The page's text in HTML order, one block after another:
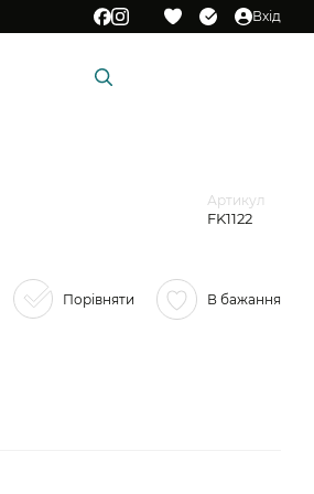
Вхід
Артикул
FK1122
Порівняти В бажання